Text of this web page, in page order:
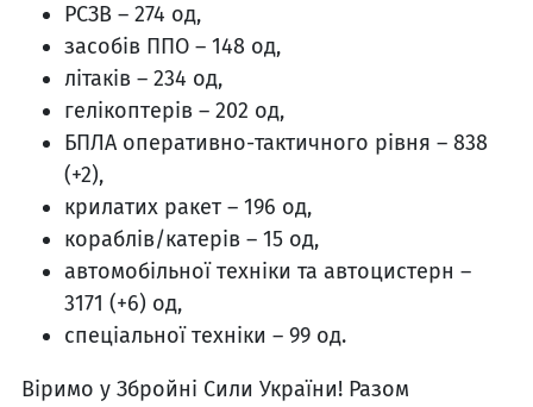
РСЗВ – 274 од,
засобів ППО – 148 од,
літаків – 234 од,
гелікоптерів – 202 од,
БПЛА оперативно-тактичного рівня – 838
(+2),
крилатих ракет – 196 од,
кораблів/катерів – 15 од,
автомобільної техніки та автоцистерн –
3171 (+6) од,
спеціальної техніки – 99 од.
Віримо у Збройні Сили України! Разом